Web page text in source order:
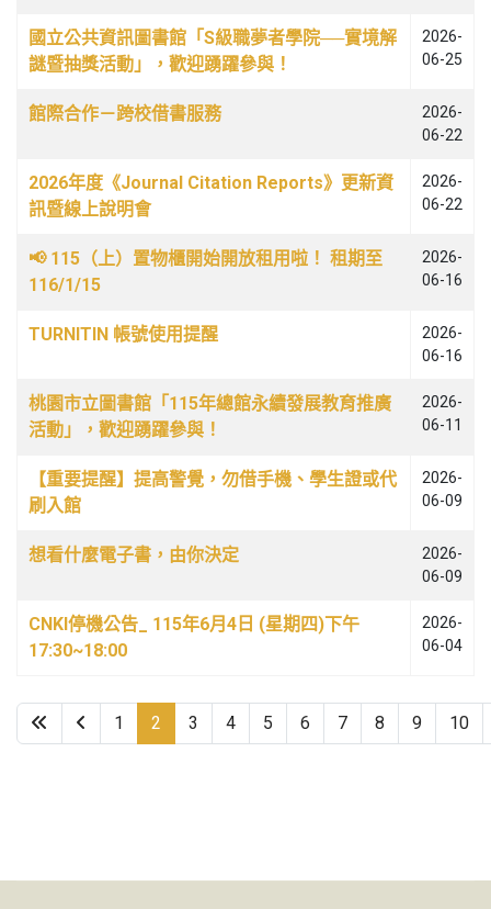
國立公共資訊圖書館「S級職夢者學院──實境解
謎暨抽獎活動」，歡迎踴躍參與！
2026-
06-25
館際合作－跨校借書服務
2026-
06-22
2026年度《Journal Citation Reports》更新資
訊暨線上說明會
2026-
06-22
📢 115（上）置物櫃開始開放租用啦！ 租期至
116/1/15
2026-
06-16
TURNITIN 帳號使用提醒
2026-
06-16
桃園市立圖書館「115年總館永續發展教育推廣
活動」，歡迎踴躍參與！
2026-
06-11
【重要提醒】提高警覺，勿借手機、學生證或代
刷入館
2026-
06-09
想看什麼電子書，由你決定
2026-
06-09
CNKI停機公告_ 115年6月4日 (星期四)下午
17:30~18:00
2026-
06-04
第 2 頁，共 65 頁
1 2 3 4 5 6 7 8 9 10